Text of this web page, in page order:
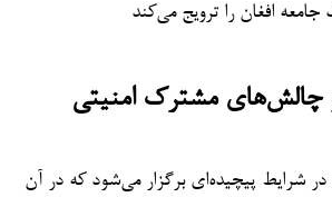
افغان را ترویج می‌کند
چالش‌های مشترک امنیتی
در شرایط پیچیده‌ای برگزار می‌شود که در آن